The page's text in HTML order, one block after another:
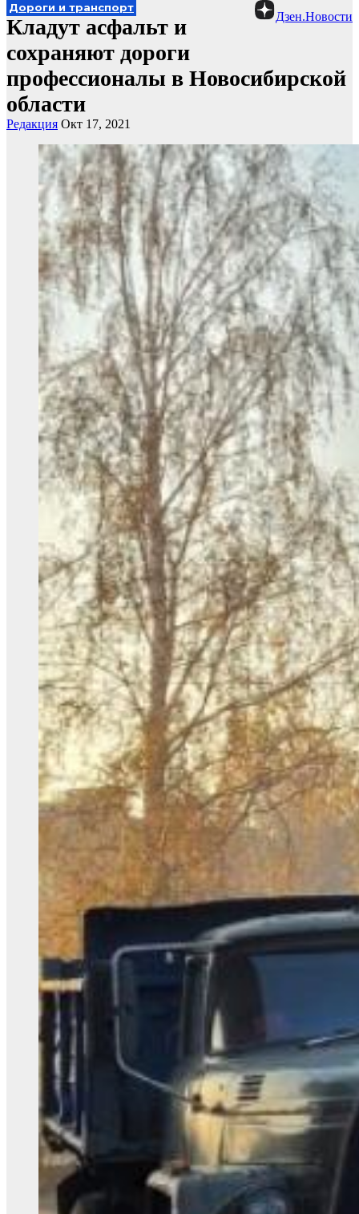
Дзен.Новости
Дороги и транспорт
Кладут асфальт и
сохраняют дороги
профессионалы в Новосибирской
области
Редакция Окт 17, 2021